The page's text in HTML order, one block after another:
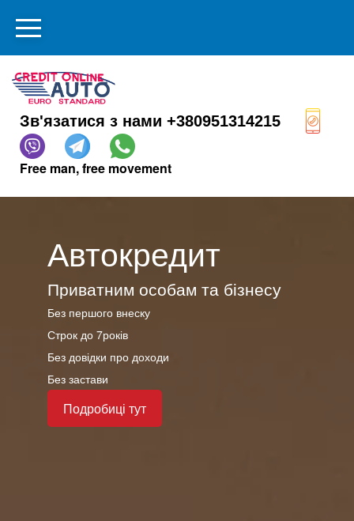
Зв'язатися з нами +380951314215
Free man, free movement
Автокредит
Приватним особам та бізнесу
Без першого внеску
Строк до 7років
Без довідки про доходи
Без застави
Подробиці тут